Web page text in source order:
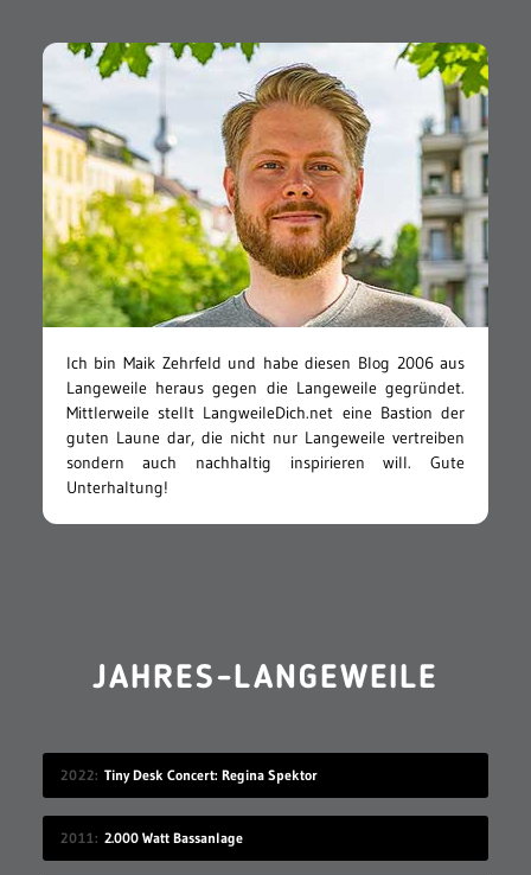
Ich bin Maik Zehrfeld und habe diesen Blog 2006 aus
Langeweile heraus gegen die Langeweile gegründet.
Mittlerweile stellt LangweileDich.net eine Bastion der
guten Laune dar, die nicht nur Langeweile vertreiben
sondern auch nachhaltig inspirieren will. Gute
Unterhaltung!
JAHRES-LANGEWEILE
2022 Tiny Desk Concert: Regina Spektor
2011 2.000 Watt Bassanlage